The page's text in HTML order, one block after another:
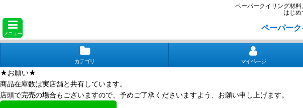
ペーパークイリング材
はじめ
メニュー
ペーパーク
カテゴリ マイページ
★お願い★
商品在庫数は実店舗と共有しています。
店頭で完売の場合もございますので、予めご了承くださいますよう、お願い申し上げます。